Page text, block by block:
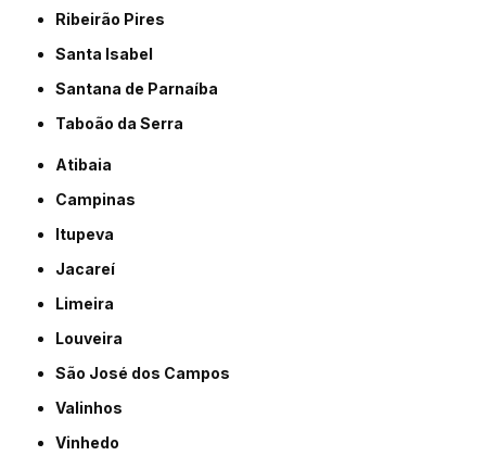
Ribeirão Pires
Santa Isabel
Santana de Parnaíba
Taboão da Serra
Atibaia
Campinas
Itupeva
Jacareí
Limeira
Louveira
São José dos Campos
Valinhos
Vinhedo